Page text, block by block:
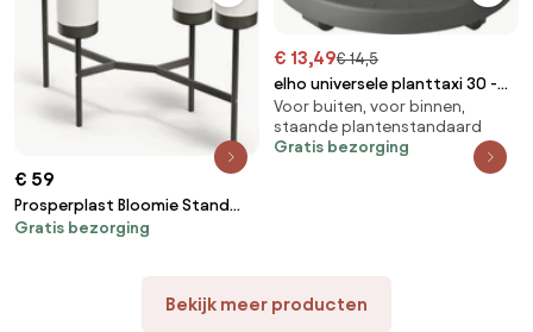
€ 59
Prosperplast Bloomie Stand
Plantenrek - Wit - 4 Potten - 125
Gratis bezorging
€ 13,49€ 14,5
elho universele planttaxi 30 -
Anthracite - Plantentrolley op 4
wielen
Voor buiten, voor binnen,
staande plantenstandaard
Gratis bezorging
Bekijk meer producten